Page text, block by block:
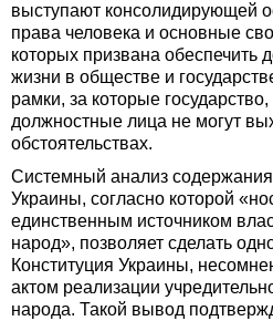
выступают консолидирующей
права человека и основные
которых призвана обеспечить
жизни в обществе и
рамки, за которые
должностные лица не могут
обстоятельствах.
Системный анализ содержания
Украины, согласно которой
единственным источником
народ», позволяет сделать
Конституция Украины,
актом реализации
народа. Такой вывод